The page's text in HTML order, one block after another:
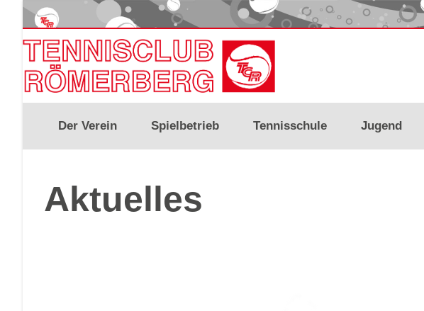
Der Verein Spielbetrieb Tennisschule Jugend
Aktuelles